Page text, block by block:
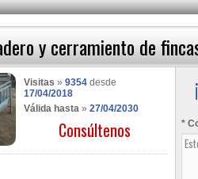
y cerramiento de
Visitas » 9354 desde
17/04/2018
Válida hasta » 27/04/2030
Consúltenos *